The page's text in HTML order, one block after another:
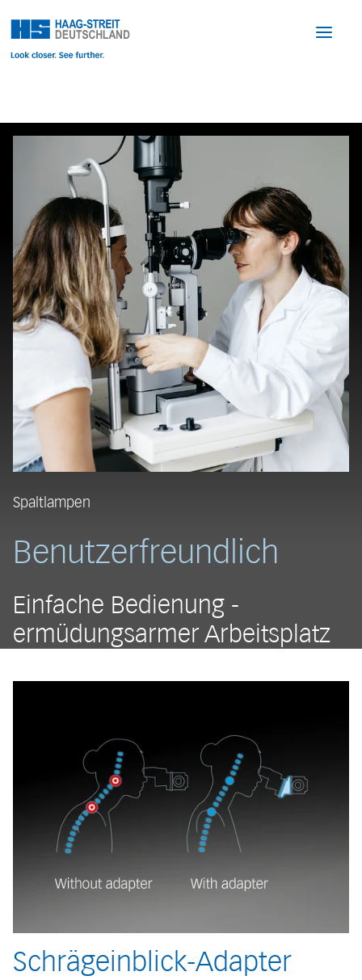
Spaltlampen
Benutzerfreundlich
Einfache Bedienung -
ermüdungsarmer Arbeitsplatz
Schrägeinblick-Adapter